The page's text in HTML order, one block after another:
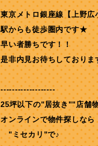
東京メトロ銀座線【上野
駅からも徒歩圏内です★
早い者勝ちです！！
是非内見お待ちしておりま
-------------------
25坪以下の"居抜き""店舗
オンラインで物件探しなら
"ミセカリ"で♪